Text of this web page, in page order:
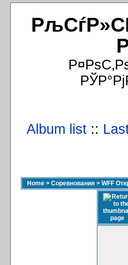
Album list ::
Home > Соревнования > WFF